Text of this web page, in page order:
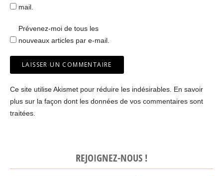
mail.
Prévenez-moi de tous les
nouveaux articles par e-mail.
Ce site utilise Akismet pour réduire les indésirables. En savoir
plus sur la façon dont les données de vos commentaires sont
traitées
REJOIGNEZ-NOUS !